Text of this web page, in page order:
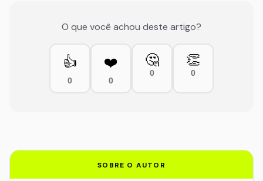
O que você achou deste artigo?
👍
0
❤️
0
🤔
0
👏
0
SOBRE O AUTOR